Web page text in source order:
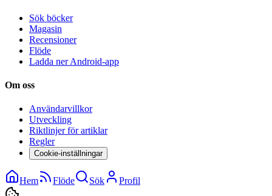
Sök böcker
Magasin
Recensioner
Flöde
Ladda ner Android-app
Om oss
Användarvillkor
Utveckling
Riktlinjer för artiklar
Regler
Cookie-inställningar
Hem Flöde Sök Profil